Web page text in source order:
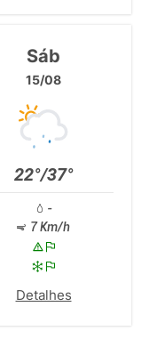
Sáb
15/08
22°/37°
-
7 Km/h
Detalhes